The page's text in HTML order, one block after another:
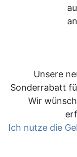
Unsere
Sonderrabatt
Wir
Ich nutze die